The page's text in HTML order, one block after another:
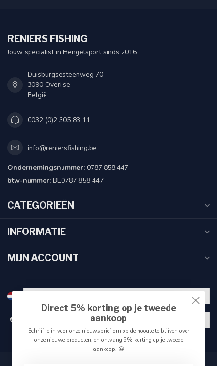
RENIERS FISHING
Jouw specialist in Hengelsport sinds 2016
Duisburgsesteenweg 70
3090 Overijse
België
0032 (0)2 305 83 11
info@reniersfishing.be
Ondernemingsnummer: 0787.858.447
btw-nummer: BE0787 858 447
CATEGORIEËN
INFORMATIE
MIJN ACCOUNT
€
Direct 5% korting op je tweede
aankoop
Schrijf je in voor onze nieuwsbrief om op de hoogte te blijven over
onze nieuwe producten, en ontvang 5% korting op je tweede
aankoop! 😀